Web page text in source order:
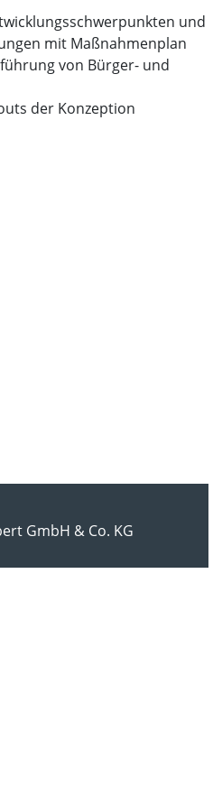
und
mit Maßnahmenplan
von Bürger- und
der Konzeption
GmbH & Co. KG